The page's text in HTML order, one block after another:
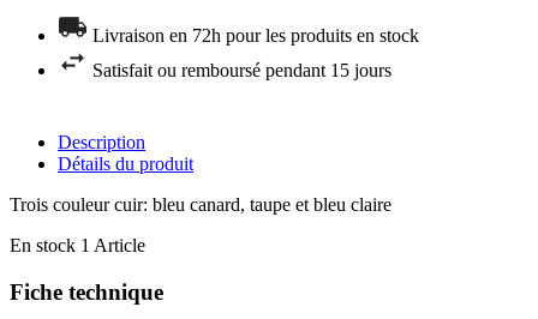
Livraison en 72h pour les produits en stock
Satisfait ou remboursé pendant 15 jours
Description
Détails du produit
Trois couleur cuir: bleu canard, taupe et bleu claire
En stock 1 Article
Fiche technique